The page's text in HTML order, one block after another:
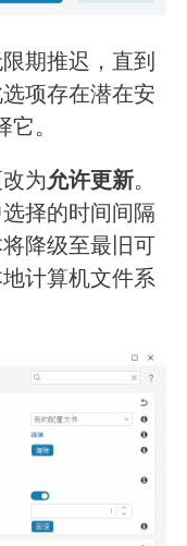
期推迟，直到
项存在潜在安
它。
为允许更新。
选择的时间间隔
降级至最旧可
计算机文件系